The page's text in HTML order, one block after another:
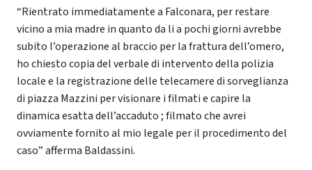
“Rientrato immediatamente a Falconara, per restare
vicino a mia madre in quanto da li a pochi giorni avrebbe
subito l’operazione al braccio per la frattura dell’omero,
ho chiesto copia del verbale di intervento della polizia
locale e la registrazione delle telecamere di sorveglianza
di piazza Mazzini per visionare i filmati e capire la
dinamica esatta dell’accaduto ; filmato che avrei
ovviamente fornito al mio legale per il procedimento del
caso” afferma Baldassini.